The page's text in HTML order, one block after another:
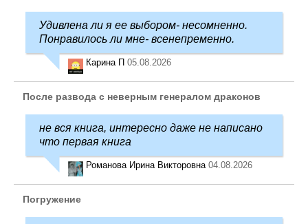
Удивлена ли я ее выбором- несомненно.
Понравилось ли мне- всенепременно.
Карина П 05.08.2026
После развода с неверным генералом драконов
не вся книга, интересно даже не написано
что первая книга
Романова Ирина Викторовна 04.08.2026
Погружение